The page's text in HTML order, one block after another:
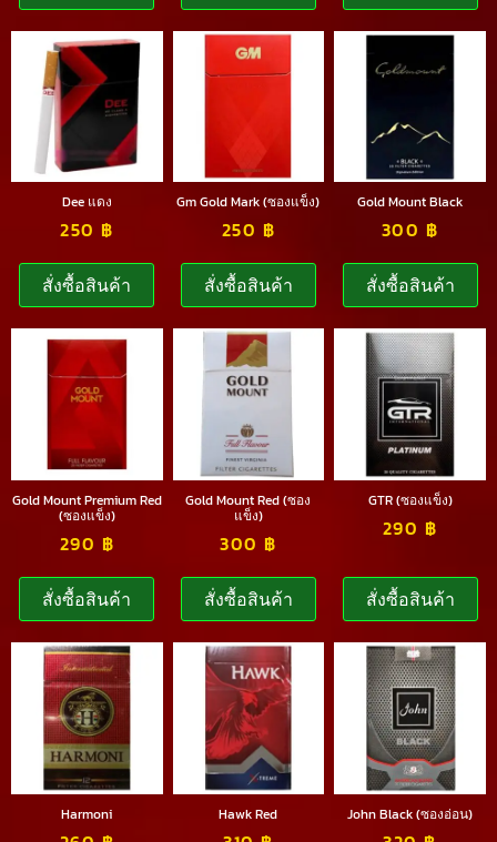
Dee แดง
250 ฿
สั่งซื้อสินค้า
Gm Gold Mark (ซองแข็ง)
250 ฿
สั่งซื้อสินค้า
Gold Mount Black
300 ฿
สั่งซื้อสินค้า
Gold Mount Premium Red
(ซองแข็ง)
290 ฿
สั่งซื้อสินค้า
Gold Mount Red (ซอง
แข็ง)
300 ฿
สั่งซื้อสินค้า
GTR (ซองแข็ง)
290 ฿
สั่งซื้อสินค้า
Harmoni Hawk Red John Black (ซองอ่อน)